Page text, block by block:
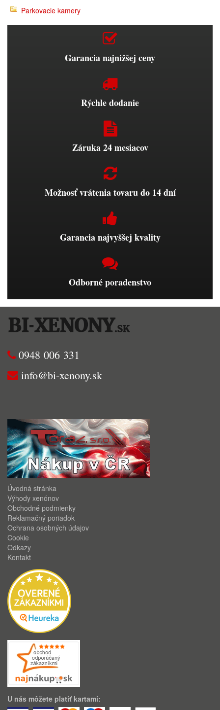
Parkovacie kamery
Garancia najnižšej ceny
Rýchle dodanie
Záruka 24 mesiacov
Možnosť vrátenia tovaru do 14 dní
Garancia najvyššej kvality
Odborné poradenstvo
0948 006 331
info@bi-xenony.sk
Úvodná stránka
Výhody xenónov
Obchodné podmienky
Reklamačný poriadok
Ochrana osobných údajov
Cookie
Odkazy
Kontakt
U nás môžete platiť kartami: